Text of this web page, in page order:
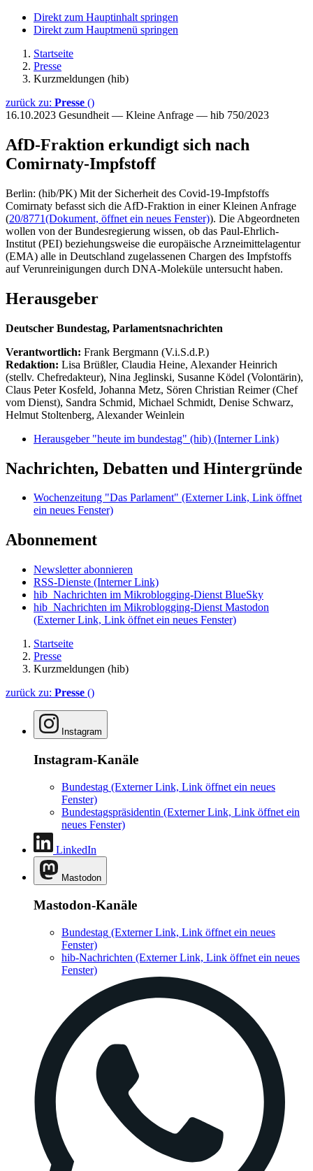
Direkt zum Hauptinhalt springen
Direkt zum Hauptmenü springen
Startseite
Presse
Kurzmeldungen (hib)
zurück zu: Presse ()
16.10.2023 Gesundheit — Kleine Anfrage — hib 750/2023
AfD-Fraktion erkundigt sich nach
Comirnaty-Impfstoff
Berlin: (hib/PK) Mit der Sicherheit des Covid-19-Impfstoffs
Comirnaty befasst sich die AfD-Fraktion in einer Kleinen Anfrage
(20/8771(Dokument, öffnet ein neues Fenster)). Die Abgeordneten
wollen von der Bundesregierung wissen, ob das Paul-Ehrlich-
Institut (PEI) beziehungsweise die europäische Arzneimittelagentur
(EMA) alle in Deutschland zugelassenen Chargen des Impfstoffs
auf Verunreinigungen durch DNA-Moleküle untersucht haben.
Herausgeber
Deutscher Bundestag, Parlamentsnachrichten
Verantwortlich: Frank Bergmann (V.i.S.d.P.)
Redaktion: Lisa Brüßler, Claudia Heine, Alexander Heinrich
(stellv. Chefredakteur), Nina Jeglinski, Susanne Ködel (Volontärin),
Claus Peter Kosfeld, Johanna Metz, Sören Christian Reimer (Chef
vom Dienst), Sandra Schmid, Michael Schmidt, Denise Schwarz,
Helmut Stoltenberg, Alexander Weinlein
Herausgeber "heute im bundestag" (hib) (Interner Link)
Nachrichten, Debatten und Hintergründe
Wochenzeitung "Das Parlament" (Externer Link, Link öffnet
ein neues Fenster)
Abonnement
Newsletter abonnieren
RSS-Dienste (Interner Link)
hib_Nachrichten im Mikroblogging-Dienst BlueSky
hib_Nachrichten im Mikroblogging-Dienst Mastodon
(Externer Link, Link öffnet ein neues Fenster)
Startseite
Presse
Kurzmeldungen (hib)
zurück zu: Presse ()
Instagram
Instagram-Kanäle
Bundestag (Externer Link, Link öffnet ein neues
Fenster)
Bundestagspräsidentin (Externer Link, Link öffnet ein
neues Fenster)
LinkedIn
Mastodon
Mastodon-Kanäle
Bundestag (Externer Link, Link öffnet ein neues
Fenster)
hib-Nachrichten (Externer Link, Link öffnet ein neues
Fenster)